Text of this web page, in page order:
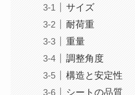
サイズ
耐荷重
重量
調整角度
構造と安定性
シートの品質